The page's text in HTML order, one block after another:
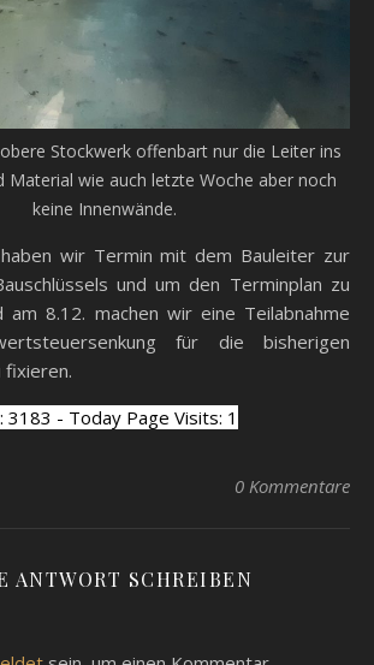
Stockwerk offenbart nur die Leiter ins
Material wie auch letzte Woche aber noch
keine Innenwände.
wir Termin mit dem Bauleiter zur
und um den Terminplan zu
am 8.12. machen wir eine Teilabnahme
für die bisherigen
fixieren.
3183 - Today Page Visits: 1
0 Kommentare
ANTWORT SCHREIBEN